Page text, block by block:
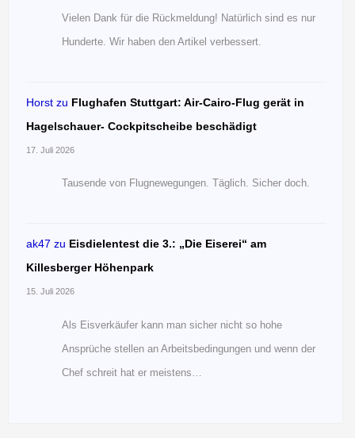
Vielen Dank für die Rückmeldung! Natürlich sind es nur
Hunderte. Wir haben den Artikel verbessert.
Horst zu Flughafen Stuttgart: Air-Cairo-Flug gerät in
Hagelschauer- Cockpitscheibe beschädigt
17. Juli 2026
Tausende von Flugnewegungen. Täglich. Sicher doch.
ak47 zu Eisdielentest die 3.: „Die Eiserei“ am
Killesberger Höhenpark
15. Juli 2026
Als Eisverkäufer kann man sicher nicht so hohe
Ansprüche stellen an Arbeitsbedingungen und wenn der
Chef schreit hat er meistens…